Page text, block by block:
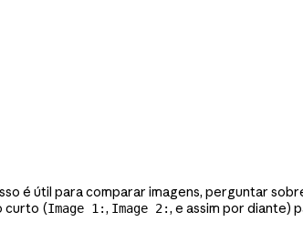
é útil para comparar imagens, perguntar
curto (Image 1:, Image 2:, e assim por diante)